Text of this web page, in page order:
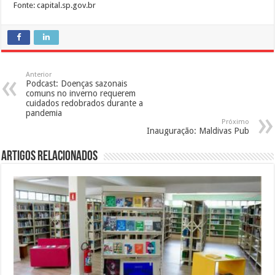
Fonte: capital.sp.gov.br
Anterior
Podcast: Doenças sazonais
comuns no inverno requerem
cuidados redobrados durante a
pandemia
Próximo
Inauguração: Maldivas Pub
Artigos Relacionados